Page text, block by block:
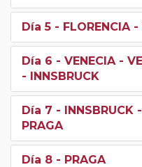
Día 5 - FLORENCIA -
Día 6 - VENECIA -
- INNSBRUCK
Día 7 - INNSBRUCK
PRAGA
Día 8 - PRAGA